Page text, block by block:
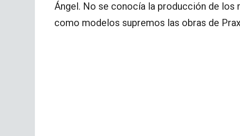
Ángel. No se conocía la producción de
como modelos supremos las obras de